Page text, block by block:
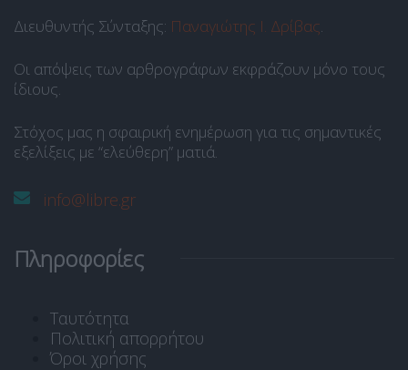
Διευθυντής Σύνταξης: Παναγιώτης Ι. Δρίβας.
Οι απόψεις των αρθρογράφων εκφράζουν μόνο τους
ίδιους.
Στόχος μας η σφαιρική ενημέρωση για τις σημαντικές
εξελίξεις με “ελεύθερη” ματιά.
info@libre.gr
Πληροφορίες
Ταυτότητα
Πολιτική απορρήτου
Όροι χρήσης